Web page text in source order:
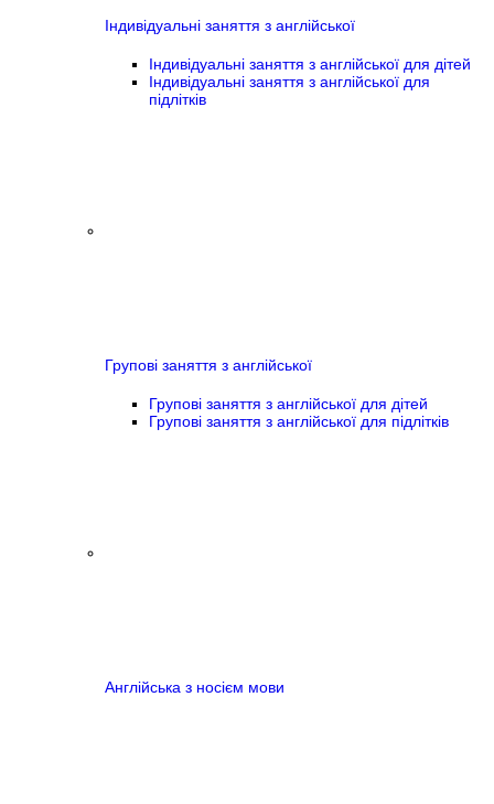
Індивідуальні заняття з англійської
Індивідуальні заняття з англійської для дітей
Індивідуальні заняття з англійської для
підлітків
Групові заняття з англійської
Групові заняття з англійської для дітей
Групові заняття з англійської для підлітків
Англійська з носієм мови